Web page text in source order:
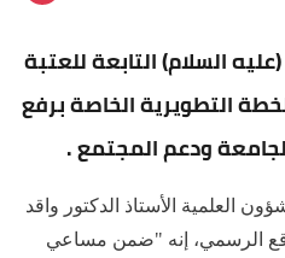
السلام) التابعة للعتبة
التطويرية الخاصة برفع
ودعم المجتمع .
العلمية الأستاذ الدكتور واقد
الرسمي، إنه "ضمن مساعي